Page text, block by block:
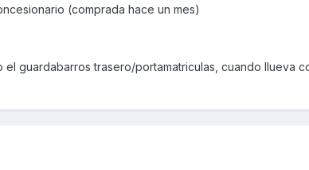
(comprada hace un mes)
guardabarros trasero/portamatriculas, cuando llueva